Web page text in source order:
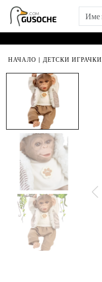
GUSOCHE
.COM
НАЧАЛО | ДЕТСКИ ИГРАЧКИ